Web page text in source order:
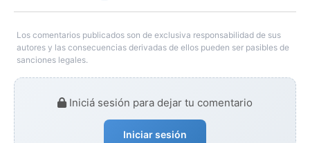
Los comentarios publicados son de exclusiva responsabilidad de sus
autores y las consecuencias derivadas de ellos pueden ser pasibles de
sanciones legales.
Iniciá sesión para dejar tu comentario
Iniciar sesión